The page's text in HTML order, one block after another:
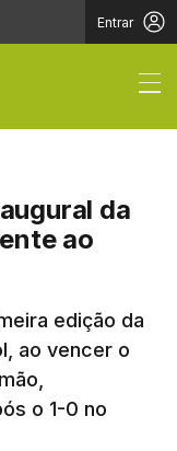
Entrar
da
ao
edição da
ao vencer o
o 1-0 no